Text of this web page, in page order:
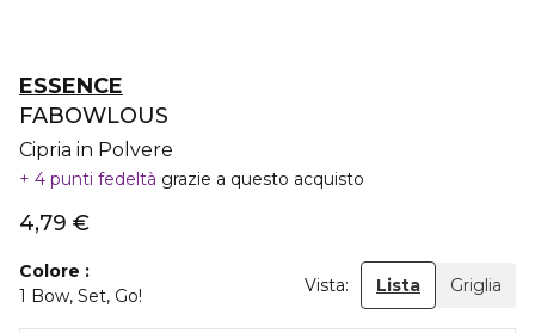
ESSENCE
FABOWLOUS
Cipria in Polvere
4 punti fedeltà grazie a questo acquisto
4,79 €
Colore
1 Bow, Set, Go!
Vista: Lista Griglia